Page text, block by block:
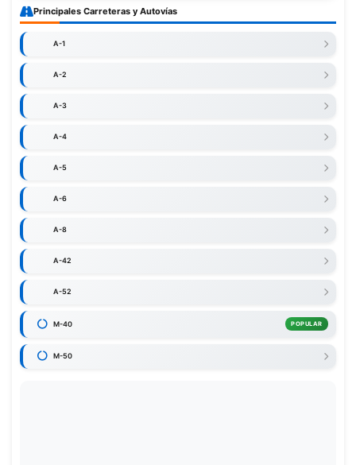
Principales Carreteras y Autovías
A-1
A-2
A-3
A-4
A-5
A-6
A-8
A-42
A-52
M-40 POPULAR
M-50